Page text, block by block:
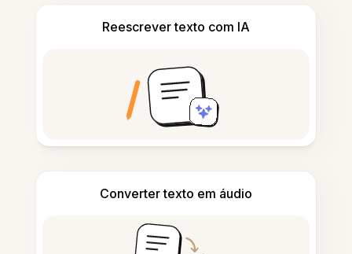
Reescrever texto com IA
Converter texto em áudio